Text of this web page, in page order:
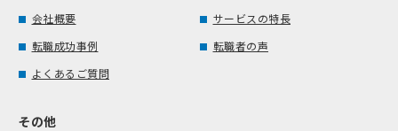
会社概要
サービスの特長
転職成功事例
転職者の声
よくあるご質問
その他